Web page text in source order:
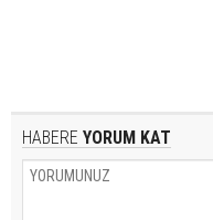
HABERE YORUM KAT